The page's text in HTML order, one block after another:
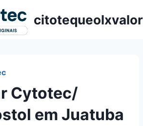
citotequeolxvalor
Cytotec/
em Juatuba